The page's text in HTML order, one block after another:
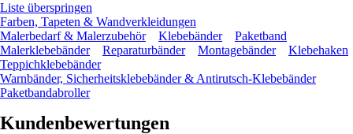
Liste überspringen
Farben, Tapeten & Wandverkleidungen
Malerbedarf & Malerzubehör
Klebebänder
Paketband
Malerklebebänder
Reparaturbänder Montagebänder
Klebehaken
Teppichklebebänder
Warnbänder, Sicherheitsklebebänder & Antirutsch-Klebebänder
Paketbandabroller
Kundenbewertungen